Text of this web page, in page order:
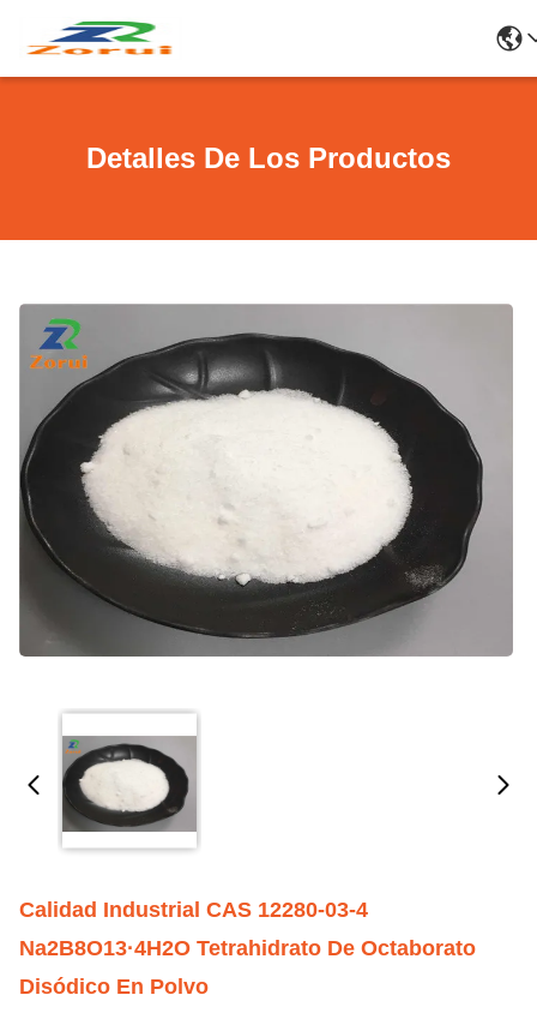
Detalles De Los Productos
Calidad Industrial CAS 12280-03-4
Na2B8O13·4H2O Tetrahidrato De Octaborato
Disódico En Polvo